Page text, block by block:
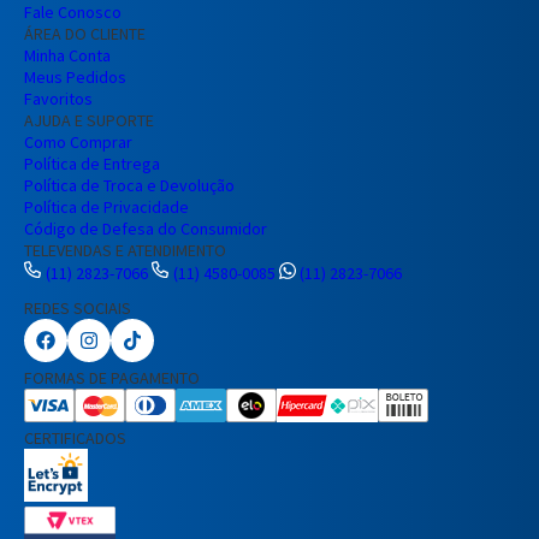
Fale Conosco
ÁREA DO CLIENTE
Minha Conta
Meus Pedidos
Favoritos
AJUDA E SUPORTE
Como Comprar
Política de Entrega
Política de Troca e Devolução
Política de Privacidade
Código de Defesa do Consumidor
TELEVENDAS E ATENDIMENTO
(11) 2823-7066
(11) 4580-0085
(11) 2823-7066
REDES SOCIAIS
FORMAS DE PAGAMENTO
CERTIFICADOS
Nome Completo